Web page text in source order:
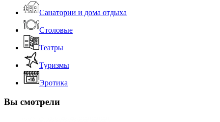
Санатории и дома отдыха
Столовые
Театры
Туризмы
Эротика
Вы смотрели